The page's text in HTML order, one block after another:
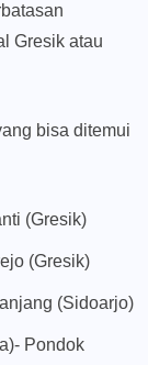
Gresik atau
bisa ditemui
(Gresik)
(Gresik)
(Sidoarjo)
Pondok